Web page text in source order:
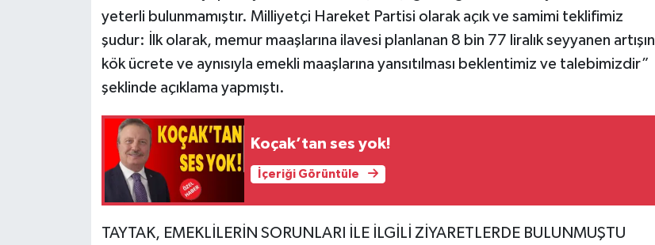
yeterli bulunmamıştır. Milliyetçi Hareket Partisi olarak açık ve samimi teklifimiz
şudur: İlk olarak, memur maaşlarına ilavesi planlanan 8 bin 77 liralık seyyanen artışın
kök ücrete ve aynısıyla emekli maaşlarına yansıtılması beklentimiz ve talebimizdir”
şeklinde açıklama yapmıştı.
Koçak’tan ses yok!
İçeriği Görüntüle
TAYTAK, EMEKLİLERİN SORUNLARI İLE İLGİLİ ZİYARETLERDE BULUNMUŞTU